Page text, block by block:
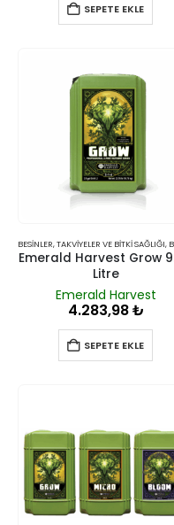
SEPETE EKLE
BESINLER, TAKVIYELER VE BITKI SAĞLIĞI, BITKI
Emerald Harvest Grow
Litre
Emerald Harvest
4.283,98₺
SEPETE EKLE